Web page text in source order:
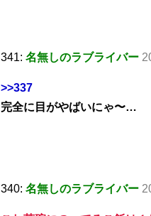
341: 名無しのラブライバー
>>337
完全に目がやばいにゃ〜…
340: 名無しのラブライバー